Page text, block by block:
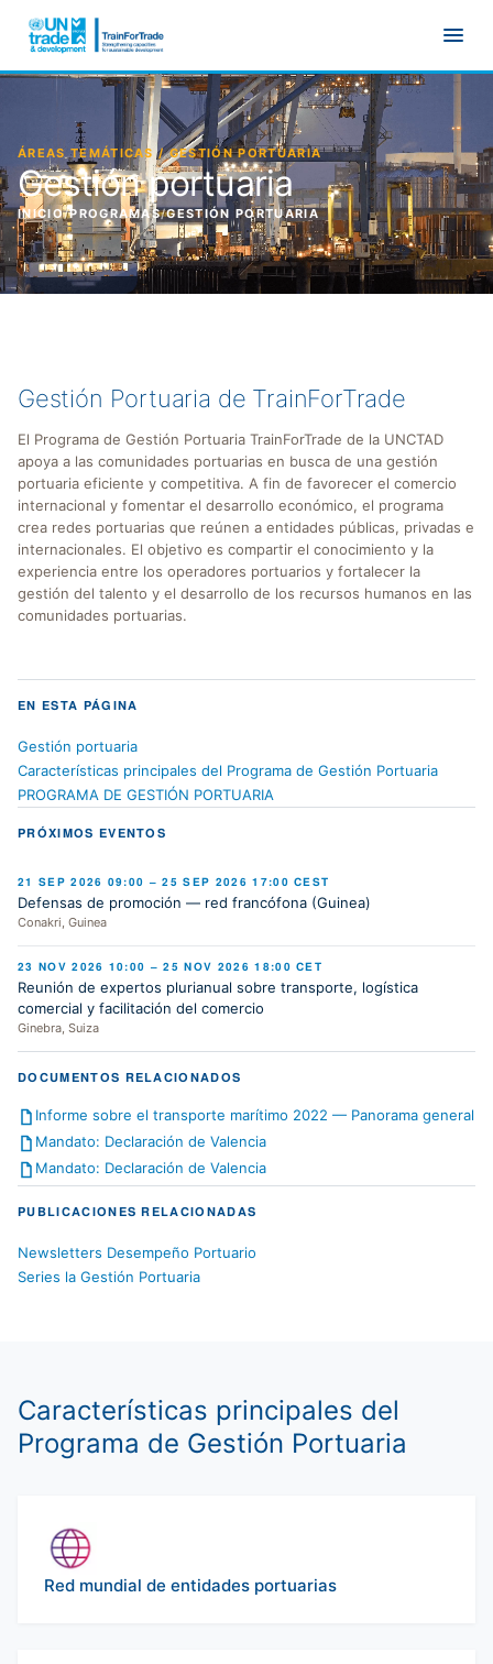
ÁREAS TEMÁTICAS / GESTIÓN PORTUARIA
Gestión portuaria
INICIO/PROGRAMAS/GESTIÓN PORTUARIA
Gestión Portuaria de TrainForTrade
El Programa de Gestión Portuaria TrainForTrade de la UNCTAD
apoya a las comunidades portuarias en busca de una gestión
portuaria eficiente y competitiva. A fin de favorecer el comercio
internacional y fomentar el desarrollo económico, el programa
crea redes portuarias que reúnen a entidades públicas, privadas e
internacionales. El objetivo es compartir el conocimiento y la
experiencia entre los operadores portuarios y fortalecer la
gestión del talento y el desarrollo de los recursos humanos en las
comunidades portuarias.
EN ESTA PÁGINA
Gestión portuaria
Características principales del Programa de Gestión Portuaria
PROGRAMA DE GESTIÓN PORTUARIA
PRÓXIMOS EVENTOS
21 SEP 2026 09:00 – 25 SEP 2026 17:00 CEST
Defensas de promoción — red francófona (Guinea)
Conakri, Guinea
23 NOV 2026 10:00 – 25 NOV 2026 18:00 CET
Reunión de expertos plurianual sobre transporte, logística
comercial y facilitación del comercio
Ginebra, Suiza
DOCUMENTOS RELACIONADOS
Informe sobre el transporte marítimo 2022 — Panorama general
Mandato: Declaración de Valencia
Mandato: Declaración de Valencia
PUBLICACIONES RELACIONADAS
Newsletters Desempeño Portuario
Series la Gestión Portuaria
Características principales del
Programa de Gestión Portuaria
Red mundial de entidades portuarias